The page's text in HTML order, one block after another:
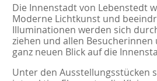
Die Innenstadt von Lebenstedt
Moderne Lichtkunst und
Illuminationen werden sich
ziehen und allen
ganz neuen Blick auf die
Unter den Ausstellungsstücken